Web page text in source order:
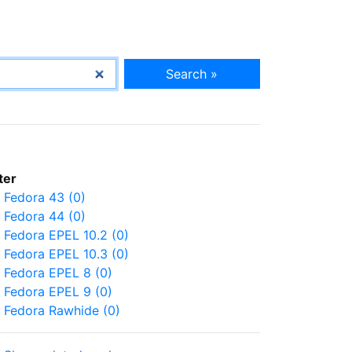
Search »
Fedora 43 (0)
Fedora 44 (0)
Fedora EPEL 10.2 (0)
Fedora EPEL 10.3 (0)
Fedora EPEL 8 (0)
Fedora EPEL 9 (0)
Fedora Rawhide (0)